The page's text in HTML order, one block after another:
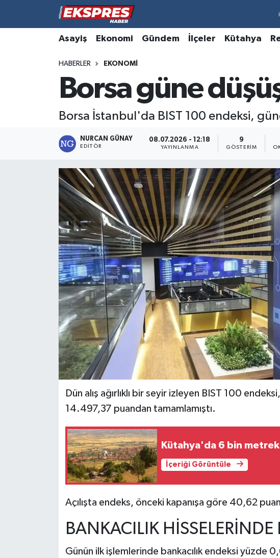
Asayiş Ekonomi Gündem İlçeler Kütahya
HABERLER EKONOMI
Borsa güne
Borsa İstanbul'da BIST 100 endeksi,
NURCAN GÜNAY
EDITÖR
08.07.2026 - 12:18
YAYINLANMA
9
GÖSTERIM
Dün alış ağırlıklı bir seyir izleyen BIST 100
14.497,37 puandan tamamlamıştı.
Kütahya'da 6 bin
İçeriği Görüntüle
Açılışta endeks, önceki kapanışa göre 40,62
BANKACILIK HİSSELERİNDE
Günün ilk işlemlerinde bankacılık endeksi yüzde
Altıntaş
Aslanapa
Biyografiler
Çavdarhisar
Domaniç
Dumlupınar
Ekonomi
Foto Galeri
Köşe Yazıları
Kültür Sanat
Hava Durumu
Trafik Durumu
Süper Lig Puan Durumu ve Fikstür
Tüm Manşetler
Son Dakika Haberleri
Haber Arşivi